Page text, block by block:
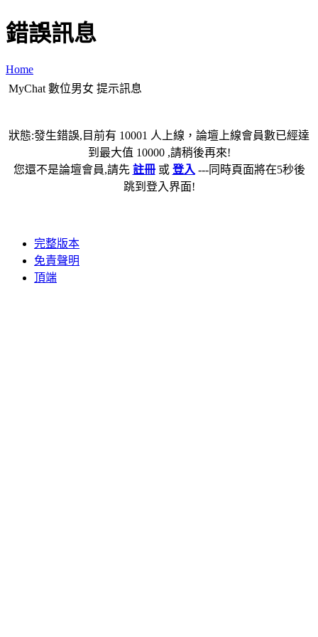
錯誤訊息
Home
MyChat 數位男女 提示訊息
狀態:發生錯誤,目前有 10001 人上線，論壇上線會員數已經達
到最大值 10000 ,請稍後再來!
您還不是論壇會員,請先 註冊或 登入 ---同時頁面將在5秒後
跳到登入界面!
完整版本
免責聲明
頂端